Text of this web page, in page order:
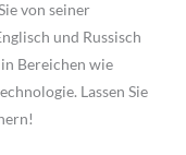
von seiner
und Russisch
Bereichen wie
Lassen Sie